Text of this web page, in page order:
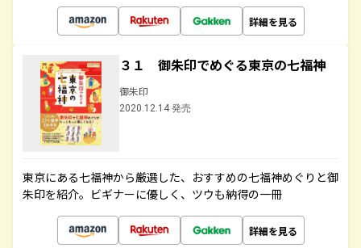
詳細を見る
３１ 御朱印でめぐる東京の七福神
御朱印
2020.12.14 発売
東京にある七福神から厳選した、おすすめの七福神めぐりと御
朱印を紹介。ビギナーに優しく、ツウも納得の一冊
詳細を見る